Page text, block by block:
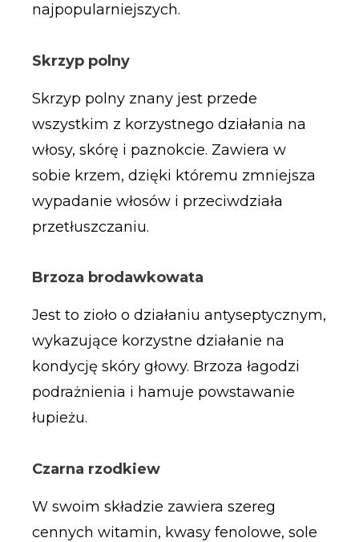
najpopularniejszych.
Skrzyp polny
Skrzyp polny znany jest przede
wszystkim z korzystnego działania na
włosy, skórę i paznokcie. Zawiera w
sobie krzem, dzięki któremu zmniejsza
wypadanie włosów i przeciwdziała
przetłuszczaniu.
Brzoza brodawkowata
Jest to zioło o działaniu antyseptycznym,
wykazujące korzystne działanie na
kondycję skóry głowy. Brzoza łagodzi
podrażnienia i hamuje powstawanie
łupieżu.
Czarna rzodkiew
W swoim składzie zawiera szereg
cennych witamin, kwasy fenolowe, sole